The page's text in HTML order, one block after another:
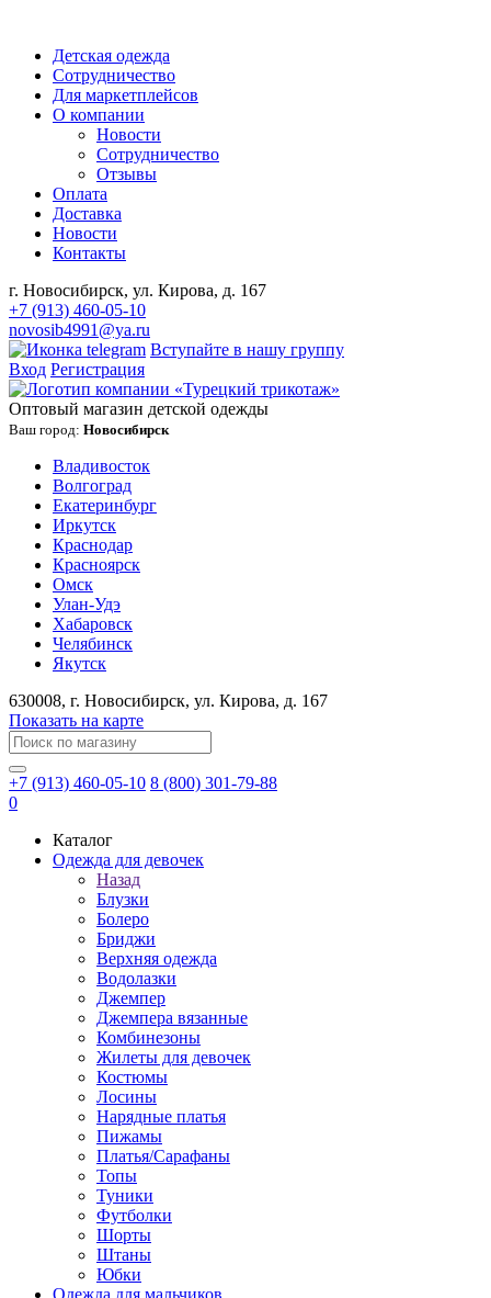
Детская одежда
Сотрудничество
Для маркетплейсов
О компании
Новости
Сотрудничество
Отзывы
Оплата
Доставка
Новости
Контакты
г. Новосибирск, ул. Кирова, д. 167
+7 (913) 460-05-10
novosib4991@ya.ru
Вступайте в нашу группу
Вход Регистрация
Оптовый магазин детской одежды
Ваш город: Новосибирск
Владивосток
Волгоград
Екатеринбург
Иркутск
Краснодар
Красноярск
Омск
Улан-Удэ
Хабаровск
Челябинск
Якутск
630008, г. Новосибирск, ул. Кирова, д. 167
Показать на карте
+7 (913) 460-05-10 8 (800) 301-79-88
0
Каталог
Одежда для девочек
Назад
Блузки
Болеро
Бриджи
Верхняя одежда
Водолазки
Джемпер
Джемпера вязанные
Комбинезоны
Жилеты для девочек
Костюмы
Лосины
Нарядные платья
Пижамы
Платья/Сарафаны
Топы
Туники
Футболки
Шорты
Штаны
Юбки
Одежда для мальчиков